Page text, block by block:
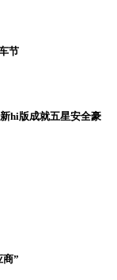
节
hi版成就五星安全豪
商”